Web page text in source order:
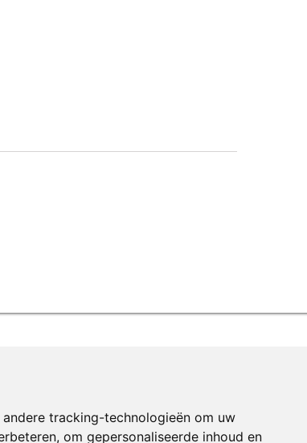
tracking-technologieën om uw
om gepersonaliseerde inhoud en